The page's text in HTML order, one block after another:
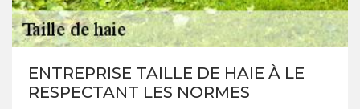
ENTREPRISE TAILLE DE HAIE À LE
RESPECTANT LES NORMES